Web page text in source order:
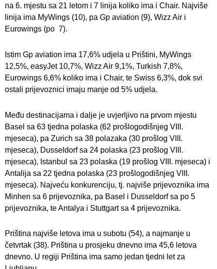
na 6. mjestu sa 21 letom i 7 linija koliko ima i Chair. Najviše
linija ima MyWings (10), pa Gp aviation (9), Wizz Air i
Eurowings (po 7).
Istim Gp aviation ima 17,6% udjela u Prištini, MyWings
12,5%, easyJet 10,7%, Wizz Air 9,1%, Turkish 7,8%,
Eurowings 6,6% koliko ima i Chair, te Swiss 6,3%, dok svi
ostali prijevoznici imaju manje od 5% udjela.
Među destinacijama i dalje je uvjerljivo na prvom mjestu
Basel sa 63 tjedna polaska (62 prošlogodišnjeg VIII.
mjeseca), pa Zurich sa 38 polazaka (30 prošlog VIII.
mjeseca), Dusseldorf sa 24 polaska (23 prošlog VIII.
mjeseca), Istanbul sa 23 polaska (19 prošlog VIII. mjeseca) i
Antalija sa 22 tjedna polaska (23 prošlogodišnjeg VIII.
mjeseca). Najveću konkurenciju, tj. najviše prijevoznika ima
Minhen sa 6 prijevoznika, pa Basel i Dusseldorf sa po 5
prijevoznika, te Antalya i Stuttgart sa 4 prijevoznika.
Priština najviše letova ima u subotu (54), a najmanje u
četvrtak (38). Priština u prosjeku dnevno ima 45,6 letova
dnevno. U regiji Priština ima samo jedan tjedni let za